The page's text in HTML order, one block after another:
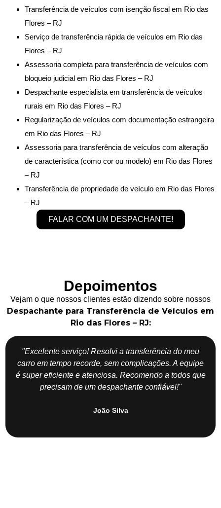
Transferência de veículos com isenção fiscal em Rio das
Flores – RJ
Serviço de transferência rápida de veículos em Rio das
Flores – RJ
Assessoria completa para transferência de veículos com
bloqueio judicial em Rio das Flores – RJ
Despachante especialista em transferência de veículos
rurais em Rio das Flores – RJ
Regularização de veículos com documentação estrangeira
em Rio das Flores – RJ
Assessoria para transferência de veículos com alteração
de característica (como cor ou modelo) em Rio das Flores
– RJ
Transferência de propriedade de veículo em Rio das Flores
– RJ
FALAR COM UM DESPACHANTE!
Depoimentos
Vejam o que nossos clientes estão dizendo sobre nossos
Despachante para Transferência de Veículos em
Rio das Flores – RJ:
"Excelente serviço! Resolvi a transferência do meu
carro em tempo recorde, sem complicações. A equipe
é super eficiente e atenciosa. Recomendo a todos que
precisam de um despachante confiável!"
João Silva